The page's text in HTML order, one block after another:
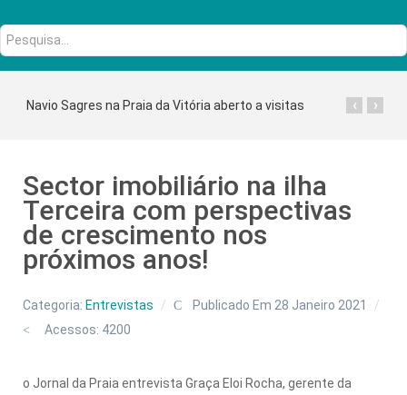
Pesquisa...
Navio Sagres na Praia da Vitória aberto a visitas ›
‹
Sector imobiliário na ilha
Terceira com perspectivas
de crescimento nos
próximos anos!
Categoria: Entrevistas
Publicado Em 28 Janeiro 2021
Acessos: 4200
o Jornal da Praia entrevista Graça Eloi Rocha, gerente da